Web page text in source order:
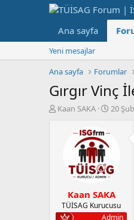
Ana sayfa
Yeni mesajlar
Ana sayfa
Forumlar
Gırgır Vinç
K
l
Kaan SAKA
B
g
ç
t
a
20
Kaan SAKA
TÜİSAG Kurucusu
Admin